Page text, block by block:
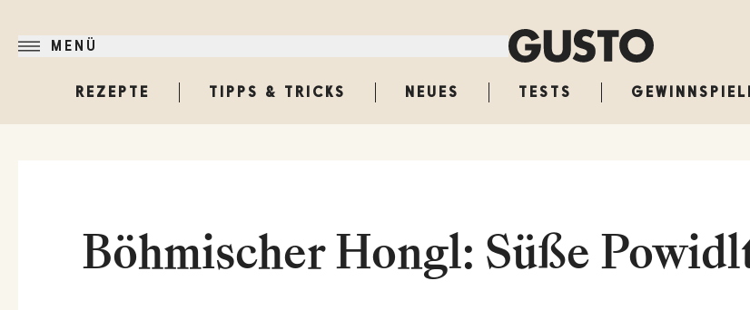
MENÜ
REZEPTE TIPPS & TRICKS NEUES TESTS
Böhmischer Hongl: Süße